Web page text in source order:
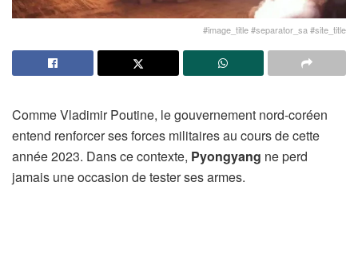
#image_title #separator_sa #site_title
Comme Vladimir Poutine, le gouvernement nord-coréen
entend renforcer ses forces militaires au cours de cette
année 2023. Dans ce contexte, Pyongyang ne perd
jamais une occasion de tester ses armes.